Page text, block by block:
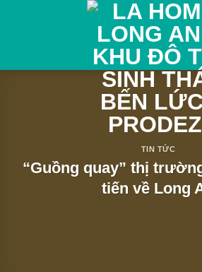
TIN TỨC
“Guồng quay” thị
tiến về Long